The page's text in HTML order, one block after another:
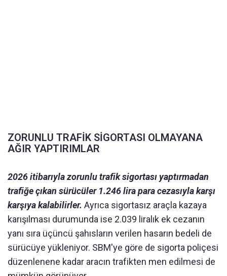
ZORUNLU TRAFİK SİGORTASI OLMAYANA
AĞIR YAPTIRIMLAR
2026 itibarıyla zorunlu trafik sigortası yaptırmadan
trafiğe çıkan sürücüler 1.246 lira para cezasıyla karşı
karşıya kalabilirler. Ayrıca sigortasız araçla kazaya
karışılması durumunda ise 2.039 liralık ek cezanın
yanı sıra üçüncü şahısların verilen hasarın bedeli de
sürücüye yükleniyor. SBM'ye göre de sigorta poliçesi
düzenlenene kadar aracın trafikten men edilmesi de